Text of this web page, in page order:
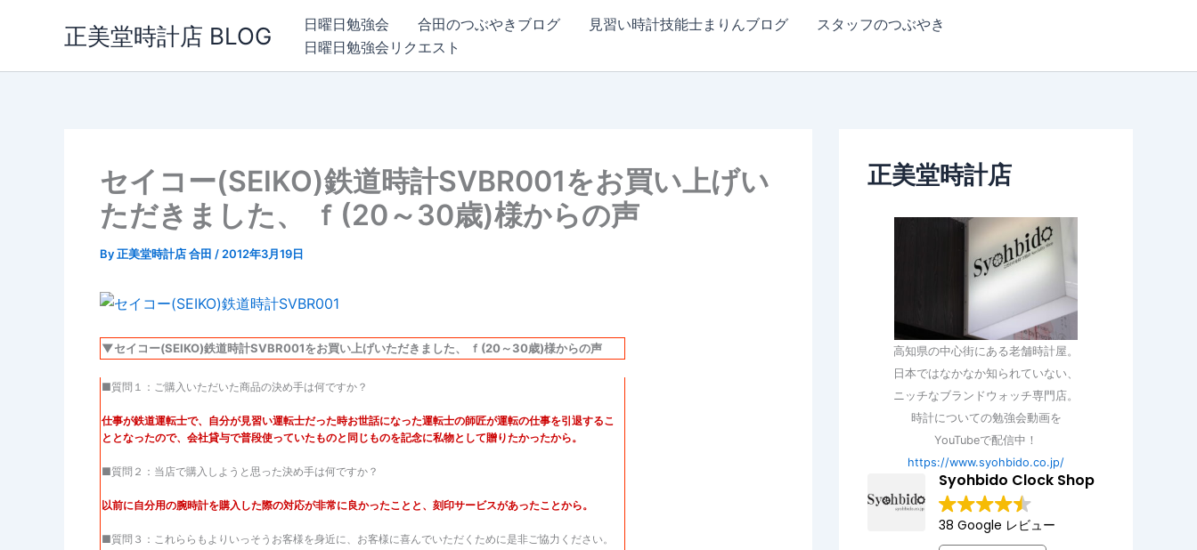
正美堂時計店 BLOG 日曜日勉強会 合田のつぶやきブログ 見習い時計技能士まりんブログ
スタッフのつぶやき
日曜日勉強会リクエスト
セイコー(SEIKO)鉄道時計SVBR001をお買い上げい
ただきました、 ｆ(20～30歳)様からの声
By正美堂時計店 合田 / 2012年3月19日
▼セイコー(SEIKO)鉄道時計SVBR001をお買い上げいただきました、 ｆ(20～30歳)様からの声
■質問１：ご購入いただいた商品の決め手は何ですか？
仕事が鉄道運転士で、自分が見習い運転士だった時お世話になった運転士の師匠が運転の仕事を引退するこ
ととなったので、会社貸与で普段使っていたものと同じものを記念に私物として贈りたかったから。
■質問２：当店で購入しようと思った決め手は何ですか？
以前に自分用の腕時計を購入した際の対応が非常に良かったことと、刻印サービスがあったことから。
■質問３：これららもよりいっそうお客様を身近に、お客様に喜んでいただくために是非ご協力ください。
正美堂時計店
高知県の中心街にある老舗時計屋。
日本ではなかなか知られていない、
ニッチなブランドウォッチ専門店。
時計についての勉強会動画を
YouTubeで配信中！
https://www.syohbido.co.jp/
Syohbido Clock Shop
38 Google レビュー